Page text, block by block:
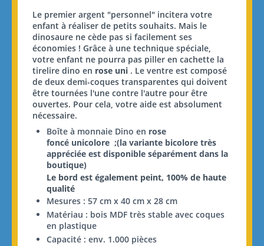
Le premier argent "personnel" incitera votre
enfant à réaliser de petits souhaits. Mais le
dinosaure ne cède pas si facilement ses
économies ! Grâce à une technique spéciale,
votre enfant ne pourra pas piller en cachette la
tirelire dino en rose uni . Le ventre est composé
de deux demi-coques transparentes qui doivent
être tournées l'une contre l'autre pour être
ouvertes. Pour cela, votre aide est absolument
nécessaire.
Boîte à monnaie Dino en rose
foncé unicolore ;(la variante bicolore très
appréciée est disponible séparément dans la
boutique)
Le bord est également peint, 100% de haute
qualité
Mesures : 57 cm x 40 cm x 28 cm
Matériau : bois MDF très stable avec coques
en plastique
Capacité : env. 1.000 pièces